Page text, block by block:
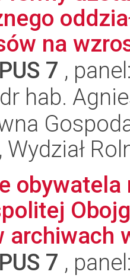
na
7 ,
hab.
Wydział
archiwach
7 ,